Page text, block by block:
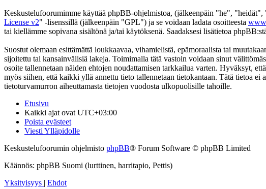
Keskustelufoorumimme käyttää phpBB-ohjelmistoa, (jälkeenpäin "he",
License v2" -lisenssillä (jälkeenpäin "GPL") ja se voidaan ladata osoitteesta
tai kiellämme sopivana sisältönä ja/tai käytöksenä. Saadaksesi lisätietoa
Suostut olemaan esittämättä loukkaavaa, vihamielistä, epämoraalista tai
sijoitettu tai kansainvälisiä lakeja. Toimimalla tätä vastoin voidaan sinut
osoite tallennetaan näiden ehtojen noudattamisen tarkkailua varten. Hyväksyt,
myös siihen, että kaikki yllä annettu tieto tallennetaan tietokantaan. Tätä tietoa
tietoturvamurron aiheuttamasta tietojen vuodosta ulkopuolisille tahoille.
Etusivu
Kaikki ajat ovat UTC+03:00
Poista evästeet
Viesti Ylläpidolle
Keskustelufoorumin ohjelmisto phpBB® Forum Software © phpBB Limited
Käännös: phpBB Suomi (lurttinen, harritapio, Pettis)
Yksityisyys | Ehdot